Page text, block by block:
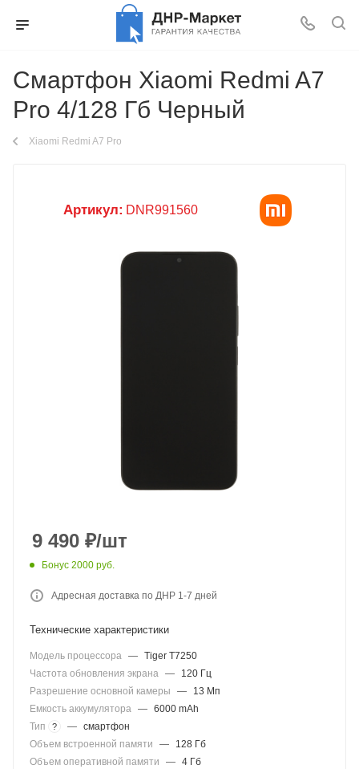
Смартфон Xiaomi Redmi A7
Pro 4/128 Гб Черный
Xiaomi Redmi A7 Pro
Артикул: DNR991560
9 490 ₽/шт
Бонус 2000 руб.
Адресная доставка по ДНР 1-7 дней
Технические характеристики
Модель процессора — Tiger T7250
Частота обновления экрана —
120 Гц
Разрешение основной камеры
—
13 Мп
Емкость аккумулятора — 6000 mAh
Тип
? — смартфон
Объем встроенной памяти
—
128 Гб
Объем оперативной памяти
— 4 Гб